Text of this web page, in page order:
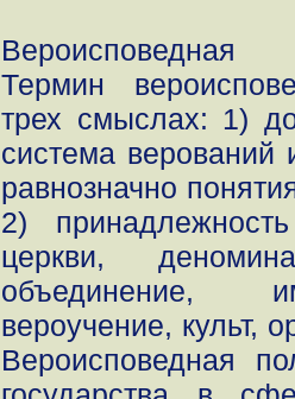
Вероисповедная
Термин
трех смыслах: 1)
система верований
равнозначно
2)
церкви,
объединение,
вероучение, культ,
Вероисповедная